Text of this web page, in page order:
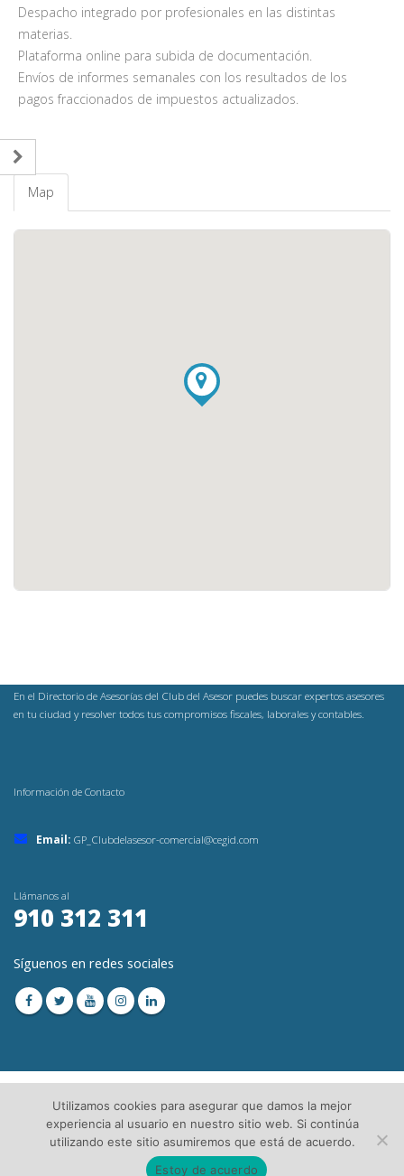
Despacho integrado por profesionales en las distintas
materias.
Plataforma online para subida de documentación.
Envíos de informes semanales con los resultados de los
pagos fraccionados de impuestos actualizados.
Map
En el Directorio de Asesorías del Club del Asesor puedes buscar expertos asesores
en tu ciudad y resolver todos tus compromisos fiscales, laborales y contables.
Información de Contacto
Email: GP_Clubdelasesor-comercial@cegid.com
Llámanos al
910 312 311
Síguenos en redes sociales
© Copyright 2023. Todos los Derechos Reservados│Aviso Legal │Directorio de
Utilizamos cookies para asegurar que damos la mejor
experiencia al usuario en nuestro sitio web. Si continúa
utilizando este sitio asumiremos que está de acuerdo.
Estoy de acuerdo